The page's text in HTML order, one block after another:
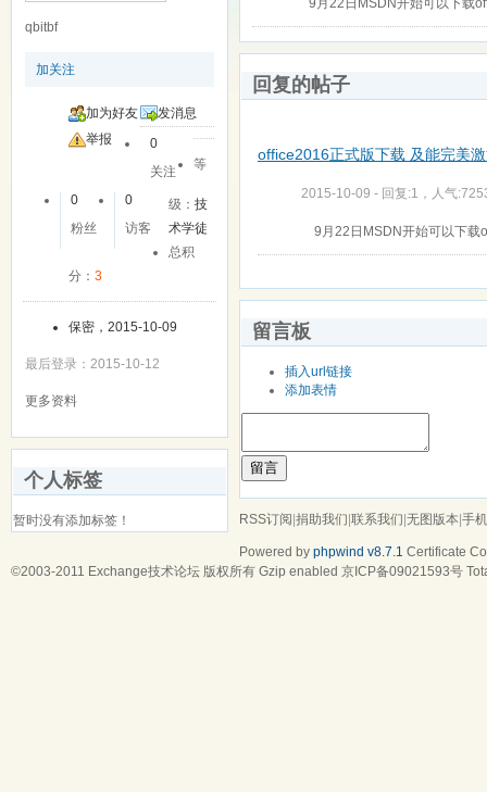
qbitbf
加关注
加为好友
发消息
举报
0
关注
0
粉丝
0
访客
等
级：技
术学徒
总积
分： 3
保密，2015-10-09
最后登录：2015-10-12
更多资料
个人标签
暂时没有添加标签！
9月22日MSDN开始可以下载
回复的帖子
office2016正式版下载 及能完美
2015-10-09 - 回复:1，人气
9月22日MSDN开始可以下载
留言板
插入url链接
添加表情
留言
RSS订阅|捐助我们|联系我们|无图版本|手
Powered by phpwind v8.7.1 Certificate
©2003-2011 Exchange技术论坛 版权所有 Gzip enabled 京ICP备09021593号